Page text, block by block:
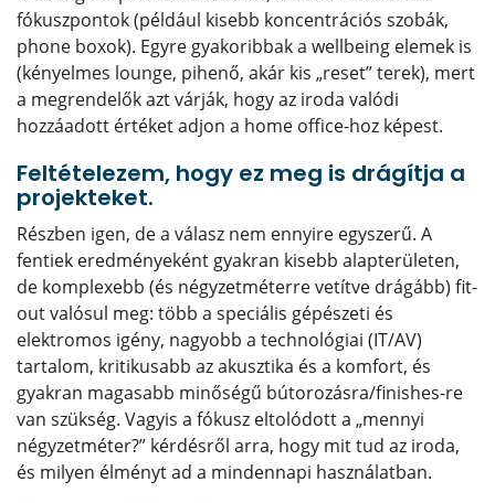
fókuszpontok (például kisebb koncentrációs szobák,
phone boxok). Egyre gyakoribbak a wellbeing elemek is
(kényelmes lounge, pihenő, akár kis „reset” terek), mert
a megrendelők azt várják, hogy az iroda valódi
hozzáadott értéket adjon a home office-hoz képest.
Feltételezem, hogy ez meg is drágítja a
projekteket.
Részben igen, de a válasz nem ennyire egyszerű. A
fentiek eredményeként gyakran kisebb alapterületen,
de komplexebb (és négyzetméterre vetítve drágább) fit-
out valósul meg: több a speciális gépészeti és
elektromos igény, nagyobb a technológiai (IT/AV)
tartalom, kritikusabb az akusztika és a komfort, és
gyakran magasabb minőségű bútorozásra/finishes-re
van szükség. Vagyis a fókusz eltolódott a „mennyi
négyzetméter?” kérdésről arra, hogy mit tud az iroda,
és milyen élményt ad a mindennapi használatban.